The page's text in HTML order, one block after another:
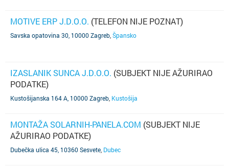
MOTIVE ERP J.D.O.O. (TELEFON NIJE POZNAT)
Savska opatovina 30, 10000 Zagreb Špansko
IZASLANIK SUNCA J.D.O.O. (SUBJEKT NIJE AŽURIRAO
PODATKE)
Kustošijanska 164 A, 10000 Zagreb Kustošija
MONTAŽA SOLARNIH-PANELA.COM (SUBJEKT NIJE
AŽURIRAO PODATKE)
Dubečka ulica 45, 10360 Sesvete Dubec